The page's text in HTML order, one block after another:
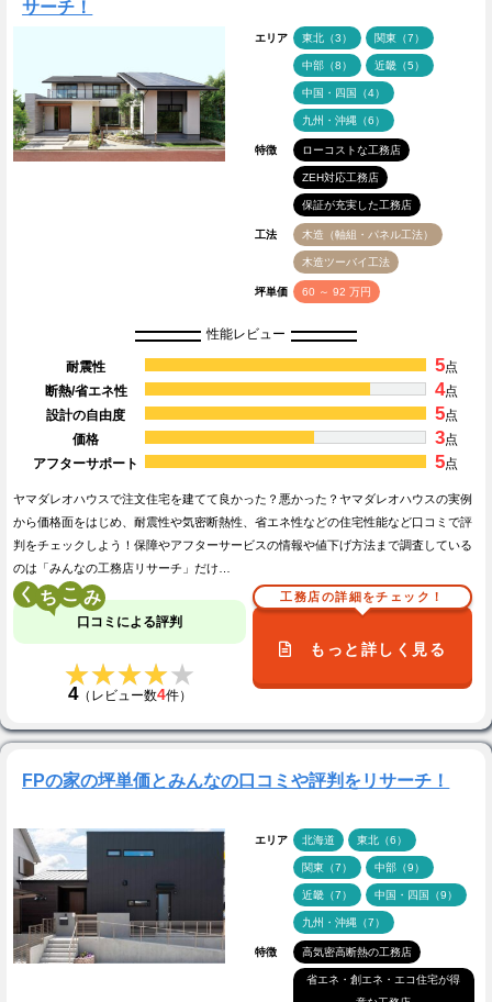
サーチ！
エリア 東北（3） 関東（7）
中部（8） 近畿（5）
中国・四国（4）
九州・沖縄（6）
特徴 ローコストな工務店
ZEH対応工務店
保証が充実した工務店
工法 木造（軸組・パネル工法）
木造ツーバイ工法
坪単価 60 ～ 92 万円
性能レビュー
耐震性 5点
断熱/省エネ性
4点
設計の自由度
5点
価格
3点
アフターサポート
5点
ヤマダレオハウスで注文住宅を建てて良かった？悪かった？ヤマダレオハウスの実例
から価格面をはじめ、耐震性や気密断熱性、省エネ性などの住宅性能など口コミで評
判をチェックしよう！保障やアフターサービスの情報や値下げ方法まで調査している
のは「みんなの工務店リサーチ」だけ…
く こ
口コミによる評判
★★★★★
★★★★★
4（レビュー数4件）
工務店の詳細をチェック！
もっと詳しく見る
FPの家の坪単価とみんなの口コミや評判をリサーチ！
エリア 北海道 東北（6）
関東（7） 中部（9）
近畿（7） 中国・四国（9）
九州・沖縄（7）
特徴 高気密高断熱の工務店
省エネ・創エネ・エコ住宅が得